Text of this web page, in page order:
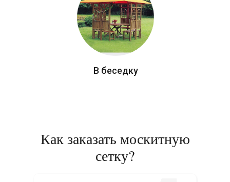
В беседку
Как заказать москитную
сетку?